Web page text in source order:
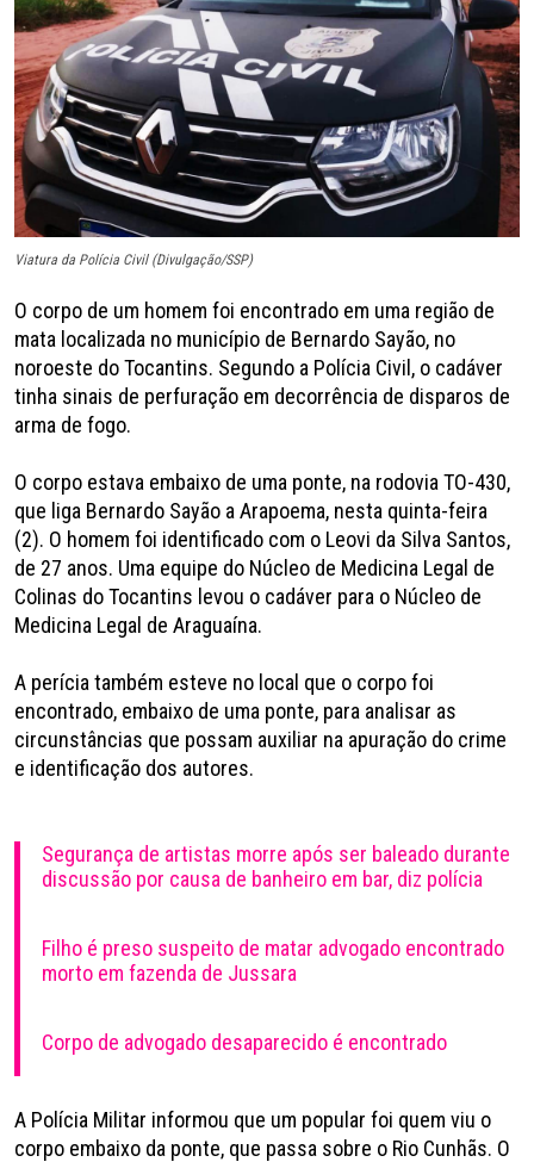
Viatura da Polícia Civil (Divulgação/SSP)
O corpo de um homem foi encontrado em uma região de
mata localizada no município de Bernardo Sayão, no
noroeste do Tocantins. Segundo a Polícia Civil, o cadáver
tinha sinais de perfuração em decorrência de disparos de
arma de fogo.
O corpo estava embaixo de uma ponte, na rodovia TO-430,
que liga Bernardo Sayão a Arapoema, nesta quinta-feira
(2). O homem foi identificado com o Leovi da Silva Santos,
de 27 anos. Uma equipe do Núcleo de Medicina Legal de
Colinas do Tocantins levou o cadáver para o Núcleo de
Medicina Legal de Araguaína.
A perícia também esteve no local que o corpo foi
encontrado, embaixo de uma ponte, para analisar as
circunstâncias que possam auxiliar na apuração do crime
e identificação dos autores.
Segurança de artistas morre após ser baleado durante
discussão por causa de banheiro em bar, diz polícia
Filho é preso suspeito de matar advogado encontrado
morto em fazenda de Jussara
Corpo de advogado desaparecido é encontrado
A Polícia Militar informou que um popular foi quem viu o
corpo embaixo da ponte, que passa sobre o Rio Cunhãs. O